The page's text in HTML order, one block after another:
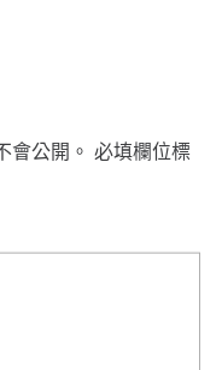
會公開。 必填欄位標